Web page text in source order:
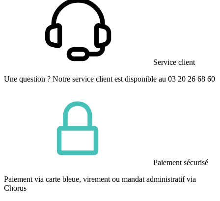
Service client
Une question ? Notre service client est disponible au 03 20 26 68 60
Paiement sécurisé
Paiement via carte bleue, virement ou mandat administratif via
Chorus